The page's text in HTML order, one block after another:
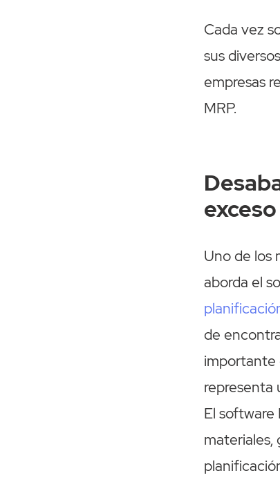
Cada vez
sus
empresas
MRP.
Uno de los
aborda el
de
importante
representa
El
materiales,